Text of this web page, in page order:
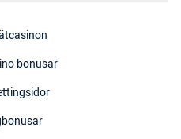
bonusar